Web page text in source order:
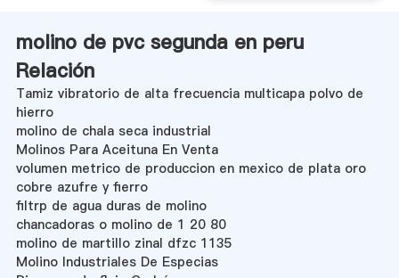
molino de pvc segunda en peru
Relación
Tamiz vibratorio de alta frecuencia multicapa polvo de
hierro
molino de chala seca industrial
Molinos Para Aceituna En Venta
volumen metrico de produccion en mexico de plata oro
cobre azufre y fierro
filtrp de agua duras de molino
chancadoras o molino de 1 20 80
molino de martillo zinal dfzc 1135
Molino Industriales De Especias